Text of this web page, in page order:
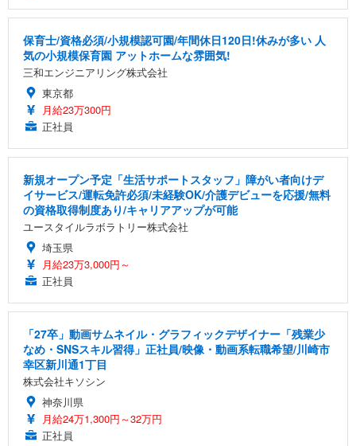
保育士/資格必須/小規模認可園/年間休日120日!休みが多い 人
気の小規模保育園 アットホームな雰囲気!
三和エンジニアリング株式会社
東京都
月給23万300円
正社員
新規オープン予定「生活サポートスタッフ」障がい者向けデ
イサービス/運転免許必須/未経験OK/介護デビューを応援/無料
の資格取得制度あり/キャリアアップが可能
ユースタイルラボラトリー株式会社
埼玉県
月給23万3,000円～
正社員
「27卒」動画サムネイル・グラフィックデザイナー「残業少
なめ・SNSスキル習得」正社員/映像・動画系転職希望/川崎市
幸区新川通1丁目
株式会社キソシン
神奈川県
月給24万1,300円～32万円
正社員